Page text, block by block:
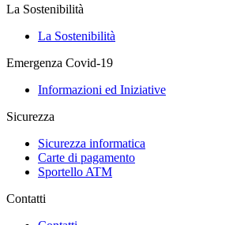
La Sostenibilità
La Sostenibilità
Emergenza Covid-19
Informazioni ed Iniziative
Sicurezza
Sicurezza informatica
Carte di pagamento
Sportello ATM
Contatti